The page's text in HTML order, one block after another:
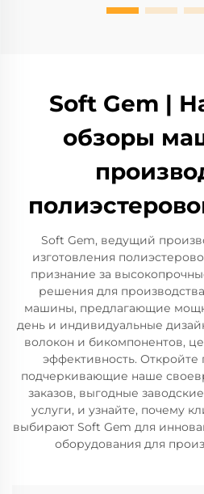
Soft Gem |
обзоры
Soft Gem, ведущий
изготовления
признание за
решения для
машины, предлагающие
день и индивидуальные
волокон и бикомпонентов,
эффективность.
подчеркивающие наше
заказов, выгодные
услуги, и узнайте, почему
выбирают Soft Gem для
оборудования для